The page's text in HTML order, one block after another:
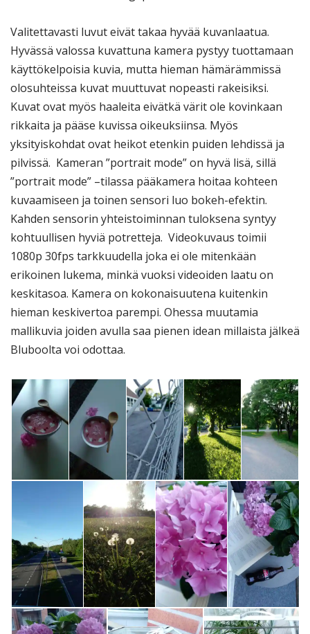
Valitettavasti luvut eivät takaa hyvää kuvanlaatua.
Hyvässä valossa kuvattuna kamera pystyy tuottamaan
käyttökelpoisia kuvia, mutta hieman hämärämmissä
olosuhteissa kuvat muuttuvat nopeasti rakeisiksi.
Kuvat ovat myös haaleita eivätkä värit ole kovinkaan
rikkaita ja pääse kuvissa oikeuksiinsa. Myös
yksityiskohdat ovat heikot etenkin puiden lehdissä ja
pilvissä. Kameran ”portrait mode” on hyvä lisä, sillä
”portrait mode” –tilassa pääkamera hoitaa kohteen
kuvaamiseen ja toinen sensori luo bokeh-efektin.
Kahden sensorin yhteistoiminnan tuloksena syntyy
kohtuullisen hyviä potretteja. Videokuvaus toimii
1080p 30fps tarkkuudella joka ei ole mitenkään
erikoinen lukema, minkä vuoksi videoiden laatu on
keskitasoa. Kamera on kokonaisuutena kuitenkin
hieman keskivertoa parempi. Ohessa muutamia
mallikuvia joiden avulla saa pienen idean millaista jälkeä
Bluboolta voi odottaa.